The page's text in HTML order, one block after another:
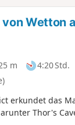
Wetton
m 4:20 Std.
erkundet das
Thor's